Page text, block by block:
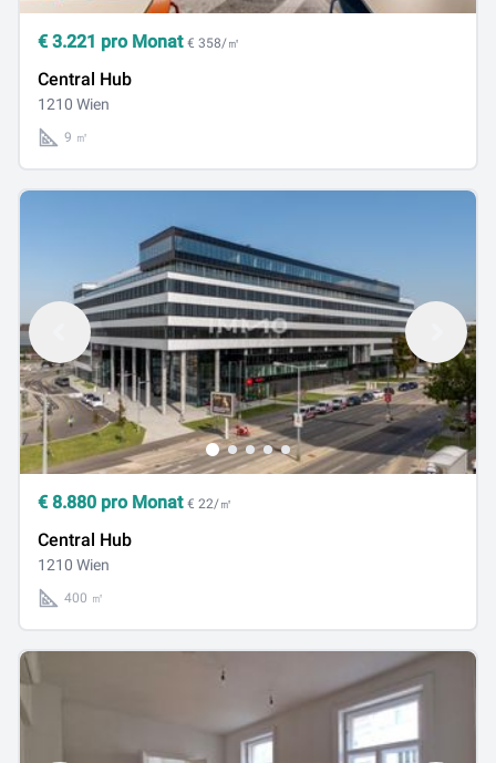
€ 3.221 pro Monat € 358/㎡
Central Hub
1210 Wien
9 ㎡
€ 8.880 pro Monat € 22/㎡
Central Hub
1210 Wien
400 ㎡